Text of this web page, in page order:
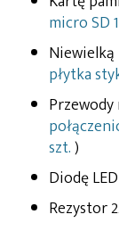
micro SD
płytka
szt.)
Diodę LED
Rezystor